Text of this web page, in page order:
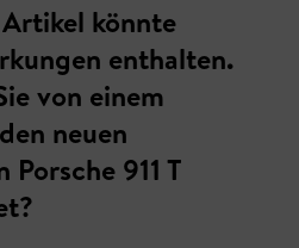
könnte
enthalten.
von einem
neuen
911 T